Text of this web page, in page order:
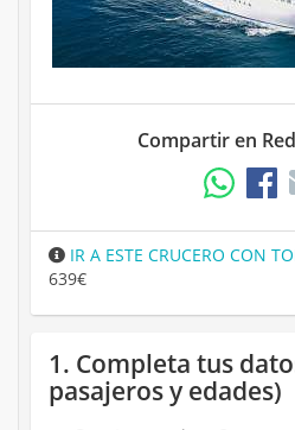
Compartir en
IR A ESTE CRUCERO CON
639€
1. Completa tus
pasajeros y edades)